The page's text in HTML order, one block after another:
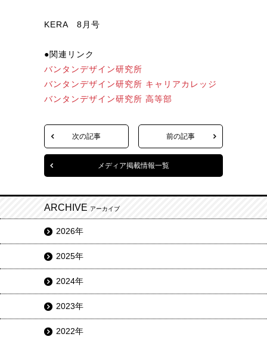
KERA 8月号
●関連リンク
バンタンデザイン研究所
バンタンデザイン研究所 キャリアカレッジ
バンタンデザイン研究所 高等部
次の記事 前の記事
メディア掲載情報一覧
ARCHIVE アーカイブ
2026年
2025年
2024年
2023年
2022年